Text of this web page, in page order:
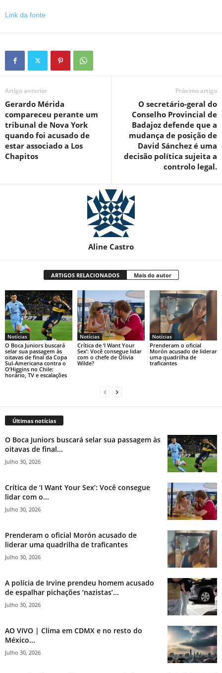
Link da fonte
Artigo anterior
Gerardo Mérida
compareceu perante um
tribunal de Nova York
quando foi acusado de
estar associado a Los
Chapitos
Próximo artigo
O secretário-geral do
Conselho Provincial de
Badajoz defende que a
mudança de posição de
David Sánchez é uma
decisão política sujeita a
controlo legal.
Aline Castro
ARTIGOS RELACIONADOS Mais do autor
Notícias
O Boca Juniors buscará
selar sua passagem às
oitavas de final da Copa
Sul-Americana contra o
O’Higgins no Chile:
horário, TV e escalações
Notícias
Crítica de ‘I Want Your
Sex’: Você consegue lidar
com o chefe de Olivia
Wilde?
Notícias
Prenderam o oficial
Morón acusado de liderar
uma quadrilha de
traficantes
Últimas notícias
O Boca Juniors buscará selar sua passagem às
oitavas de final...
Julho 30, 2026
Crítica de ‘I Want Your Sex’: Você consegue
lidar com o...
Julho 30, 2026
Prenderam o oficial Morón acusado de
liderar uma quadrilha de traficantes
Julho 30, 2026
A polícia de Irvine prendeu homem acusado
de espalhar pichações ‘nazistas’...
Julho 30, 2026
AO VIVO | Clima em CDMX e no resto do
México...
Julho 30, 2026